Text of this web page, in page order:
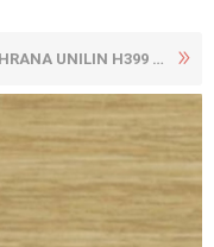
UNILIN H399 W03 C...